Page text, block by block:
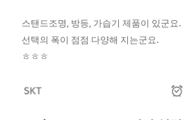
스탠드조명, 방등, 가습기 제품이 있군요.
​선택의 폭이 점점 다양해 지는군요.
ㅎㅎㅎ